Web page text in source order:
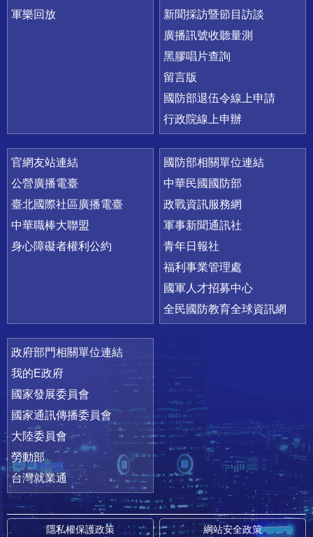
軍樂回放
新聞採訪暨節目訪談
廣播訊號收聽量測
黑膠唱片查詢
留言版
國防部退伍令線上申請
行政院線上申辦
官網友站連結
公營廣播電臺
臺北國際社區廣播電臺
中華職棒大聯盟
身心障礙者權利公約
國防部相關單位連結
中華民國國防部
政戰資訊服務網
軍事新聞通訊社
青年日報社
福利事業管理處
國軍人才招募中心
全民國防教育全球資訊網
政府部門相關單位連結
我的E政府
國家發展委員會
國家通訊傳播委員會
大陸委員會
勞動部
台灣就業通
隱私權保護政策 網站安全政策